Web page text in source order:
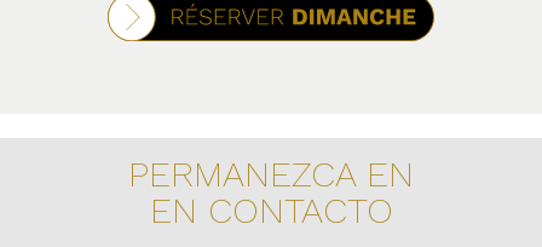
PERMANEZCA EN
EN CONTACTO